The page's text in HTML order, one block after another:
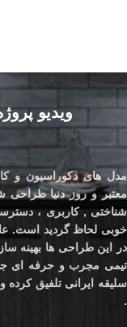
ویدیو
مدل های دکوراسیون و
معتبر و روز دنیا طراحی
شناختی , کاربری ،
خوبی لحاظ گردید است.
در این طراحی ها
تیمی مجرب و حرفه ای
سلیقه ایرانی تلفیق کرده
.